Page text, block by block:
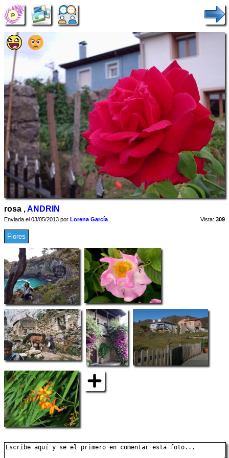
rosa ,ANDRIN
Enviada el 03/05/2013 por Lorena García Vista: 309
Flores